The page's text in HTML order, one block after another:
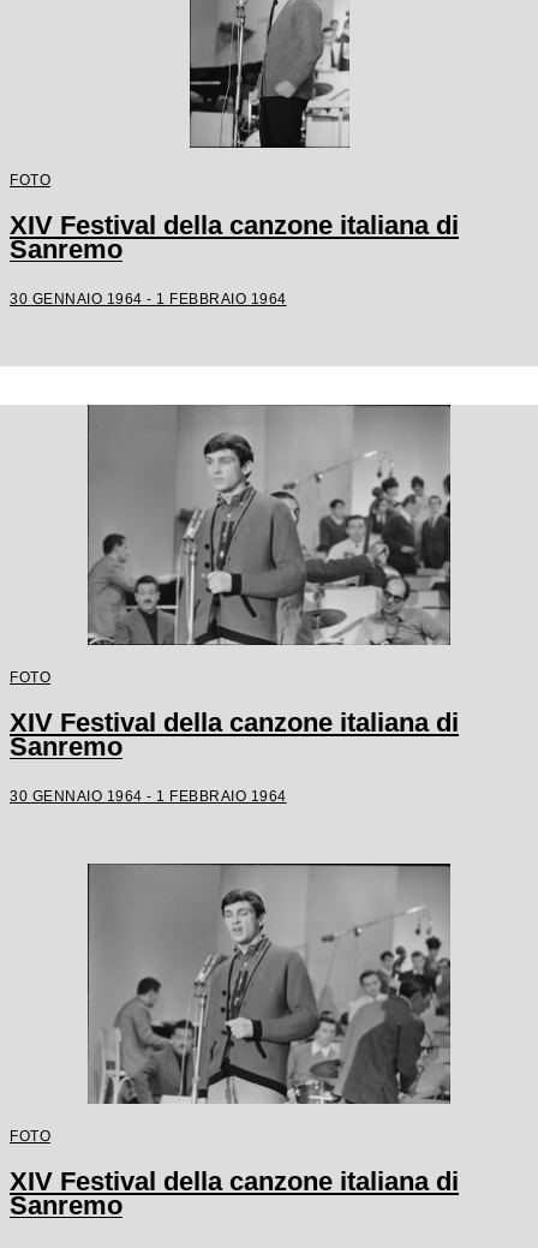
FOTO
XIV Festival della canzone italiana di
Sanremo
30 GENNAIO 1964 - 1 FEBBRAIO 1964
FOTO
XIV Festival della canzone italiana di
Sanremo
30 GENNAIO 1964 - 1 FEBBRAIO 1964
FOTO
XIV Festival della canzone italiana di
Sanremo